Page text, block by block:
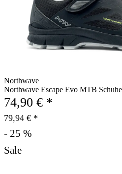
Northwave
Northwave Escape Evo MTB
74,90 € *
79,94 € *
- 25 %
Sale